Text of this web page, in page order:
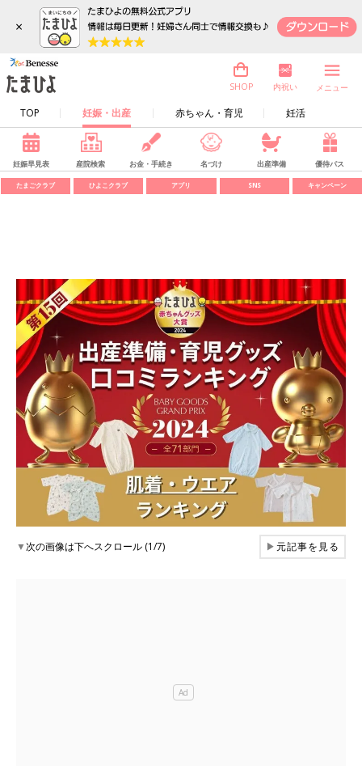
×
TOP 妊娠・出産 赤ちゃん・育児 妊活
SHOP 内祝い メニュー
妊娠早見表 産院検索 お金・手続き 名づけ 出産準備 優待パス
たまごクラブ ひよこクラブ アプリ SNS キャンペーン
▼次の画像は下へスクロール (1/7) ▶元記事を見る